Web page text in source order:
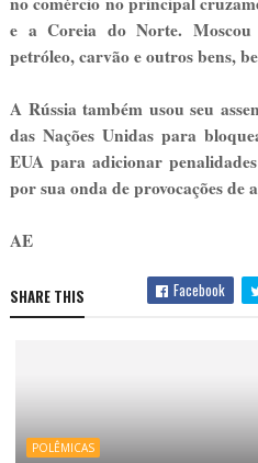
e a Coreia do Norte. Moscou
petróleo, carvão e outros bens,
A Rússia também usou seu
das Nações Unidas para
EUA para adicionar
por sua onda de provocações de
AE
SHARE THIS Facebook
POLÊMICAS